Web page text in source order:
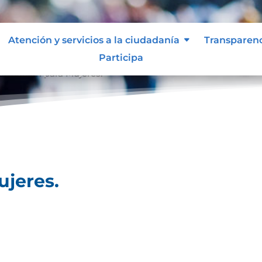
Atención y servicios a la ciudadanía
Participa